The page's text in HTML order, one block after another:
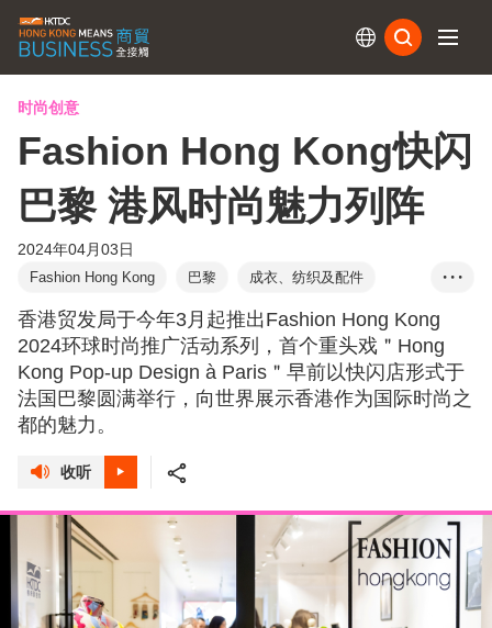
时尚创意
Fashion Hong Kong快闪
巴黎 港风时尚魅力列阵
2024年04月03日
Fashion Hong Kong 巴黎
成衣、纺织及配件
手袋及旅行用品
• • •
香港贸发局于今年3月起推出Fashion Hong Kong
2024环球时尚推广活动系列，首个重头戏＂Hong
Kong Pop-up Design à Paris＂早前以快闪店形式于
法国巴黎圆满举行，向世界展示香港作为国际时尚之
都的魅力。
收听